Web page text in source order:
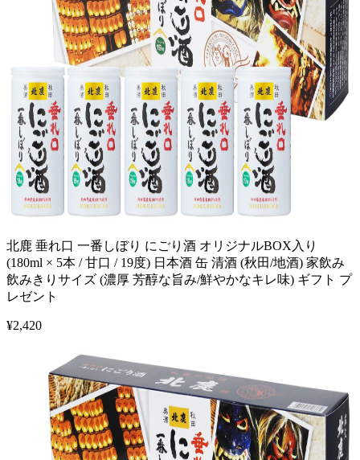
北鹿 垂れ口 一番しぼり にごり酒 オリジナルBOX入り
(180ml × 5本 / 甘口 / 19度) 日本酒 缶 清酒 (秋田/地酒) 家飲み
飲みきりサイズ (濃厚 芳醇な旨み/鮮やかなキレ味) ギフト プ
レゼント
¥2,420